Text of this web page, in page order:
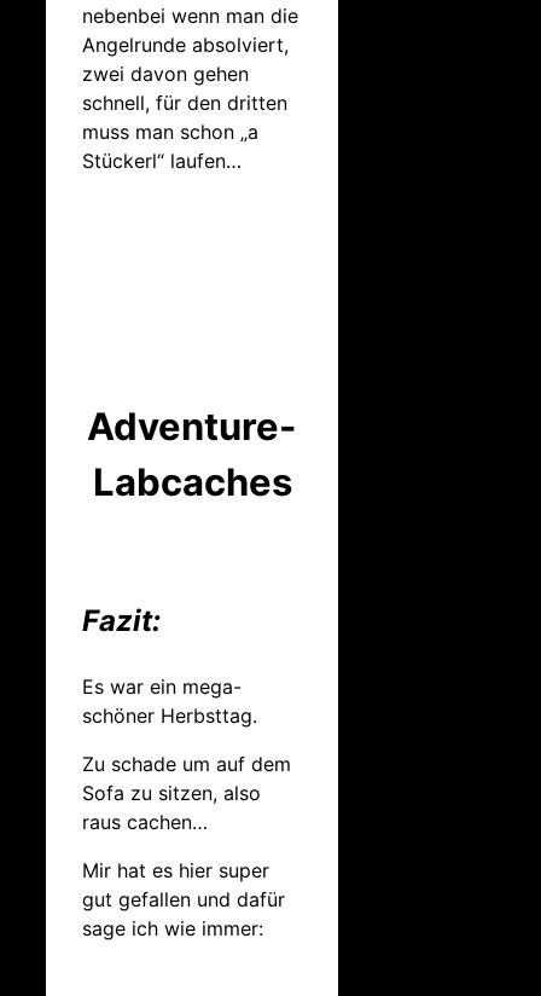
nebenbei wenn man die
Angelrunde absolviert,
zwei davon gehen
schnell, für den dritten
muss man schon „a
Stückerl“ laufen…
Adventure-
Labcaches
Fazit:
Es war ein mega-
schöner Herbsttag.
Zu schade um auf dem
Sofa zu sitzen, also
raus cachen…
Mir hat es hier super
gut gefallen und dafür
sage ich wie immer: